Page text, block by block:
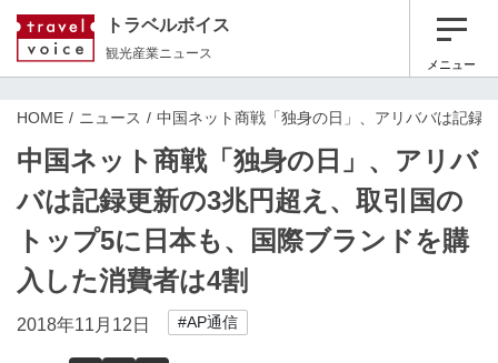
トラベルボイス
観光産業ニュース
メニュー
HOME ニュース 中国ネット商戦「独身の日」、アリババは記録
中国ネット商戦「独身の日」、アリバ
バは記録更新の3兆円超え、取引国の
トップ5に日本も、国際ブランドを購
入した消費者は4割
2018年11月12日 #AP通信